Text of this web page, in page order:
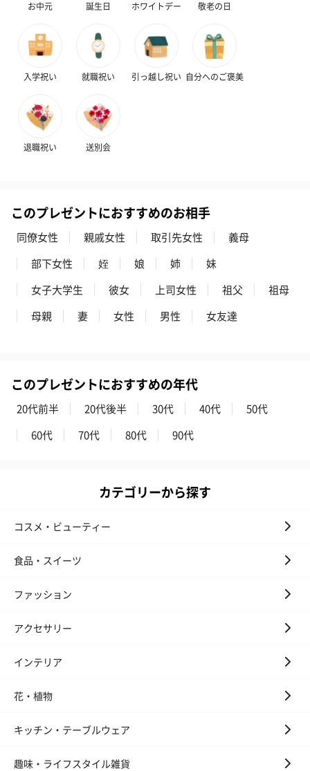
ハンドクリーム3本セッ
（1,100円）
シャワージェル＆ハン
レープフルーツ）
（2,145円）
リラックスグッズ
リラックスグッズを同梱してお届けします。
かき氷入浴剤4点セット
かき氷入浴剤4点セット
円）
ハンドタオル・ハンカチを同梱してお届けいたします。ギフトへ
花束ハンドタオル（ピ
花束ハンドタ
キャンドル・お香を同梱してお届けいたします。
お中元 誕生日 ホワイトデー 敬老の日
入学祝い 就職祝い 引っ越し祝い 自分へのご褒美
退職祝い 送別会
このプレゼントにおすすめのお相手
同僚女性 親戚女性 取引先女性
義母
部下女性
姪 娘 姉
妹
女子大学生
彼女 上司女性 祖父
祖母
母親
妻 女性 男性 女友達
このプレゼントにおすすめの年代
20代前半 20代後半 30代 40代
50代
60代
70代 80代 90代
カテゴリーから探す
コスメ・ビューティー
食品・スイーツ
ファッション
アクセサリー
インテリア
花・植物
キッチン・テーブルウェア
趣味・ライフスタイル雑貨